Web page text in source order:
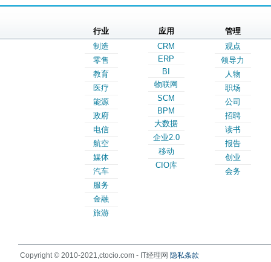
行业
制造
零售
教育
医疗
能源
政府
电信
航空
媒体
汽车
服务
金融
旅游
应用
CRM
ERP
BI
物联网
SCM
BPM
大数据
企业2.0
移动
CIO库
管理
观点
领导力
人物
职场
公司
招聘
读书
报告
创业
会务
Copyright © 2010-2021,ctocio.com - IT经理网 隐私条款